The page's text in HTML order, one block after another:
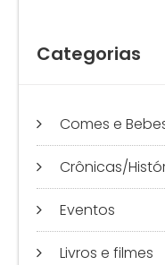
Categorias
Comes e
Crônicas/
Eventos
Livros e filmes